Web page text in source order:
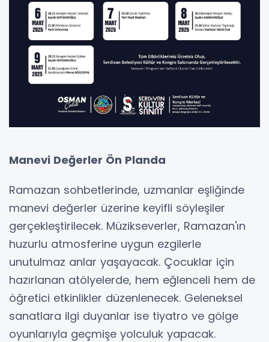
Manevi Değerler Ön Planda
Ramazan sohbetlerinde, uzmanlar eşliğinde
manevi değerler üzerine keyifli söyleşiler
gerçekleştirilecek. Müzikseverler, Ramazan'ın
huzurlu atmosferine uygun ezgilerle
unutulmaz anlar yaşayacak. Çocuklar için
hazırlanan atölyelerde, hem eğlenceli hem de
öğretici etkinlikler düzenlenecek. Geleneksel
sanatlara ilgi duyanlar ise tiyatro ve gölge
oyunlarıyla geçmişe yolculuk yapacak.